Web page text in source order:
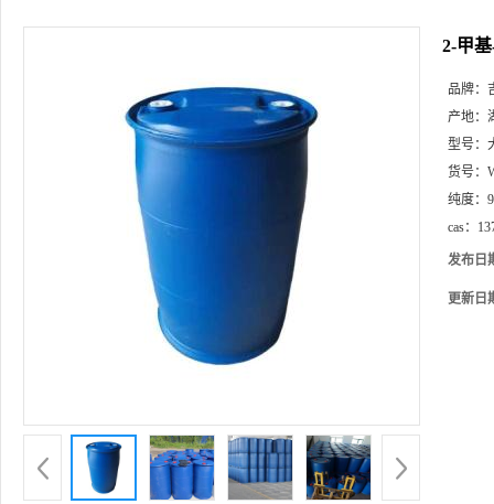
2-甲
品牌：
产地：
型号：
货号：
纯度：
cas：
发布日
更新日